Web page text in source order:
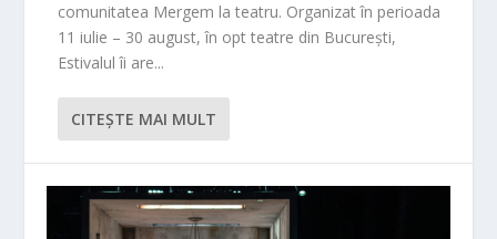
comunitatea Mergem la teatru. Organizat în perioada
11 iulie – 30 august, în opt teatre din București,
Estivalul îi are...
CITEŞTE MAI MULT